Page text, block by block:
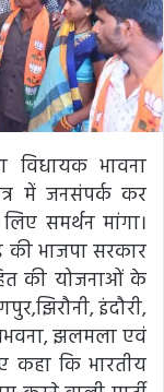
विधायक भावना
में जनसंपर्क कर
समर्थन मांगा।
की भाजपा सरकार
की योजनाओं के
इंदौरी,
झलमला एवं
कहा कि भारतीय